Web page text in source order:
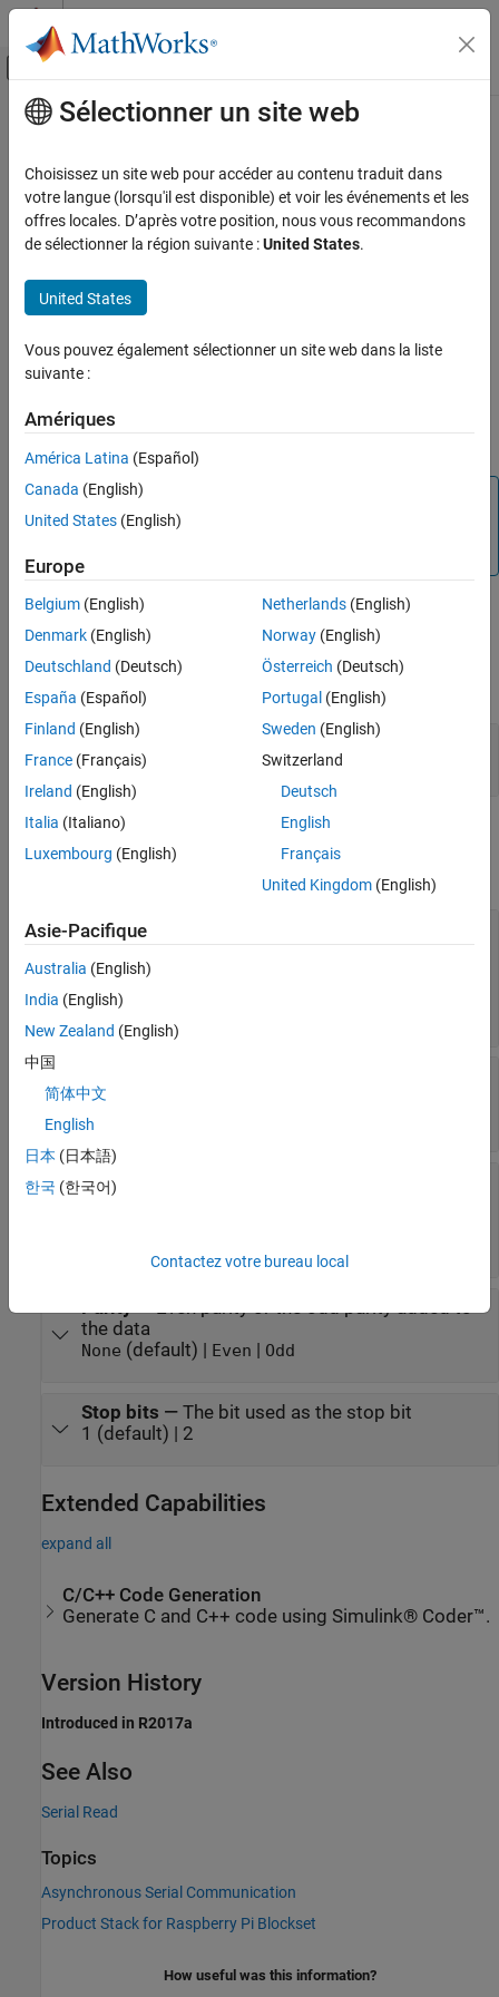
Passer au contenu
Activer/désactiver l'affichage du menu
Accueil de la documentation
Raspberry Pi Blockset
Communication
Serial Interface
Serial Write
Description
Extended Capabilities
Version History
Contenu principal
Serial Write
Write data to the serial device
expand all in page
Description
Write data to a serial device connected to the Raspberry Pi
Note
To generate code C/C++ code for this block, you must have
Ports
expand all
Port_1—
The input port to accept data
[Nx1] or [1xN] array
Parameters
Board—
communication
Pi 3 Model B
B Rev2
B+
Pi Zero W
the serial device
/dev/ttyAMA0 (default)
Baudrate (in bits/s)
9600 (default) | 50 | 75 | 110 | 134 | 150 | 200 |
the data
None (default) | Even | Odd
Stop bits — The bit used as the stop bit
1 (default) | 2
Extended Capabilities
expand all
C/C++ Code Generation
Generate C and C++ code using Simulink® Coder™.
Version History
Introduced in R2017a
See Also
Serial Read
Topics
Asynchronous Serial Communication
Product Stack for Raspberry Pi Blockset
How useful was this information?
Sélectionner un site web
Choisissez un site web pour accéder au contenu traduit dans
votre langue (lorsqu'il est disponible) et voir les événements et les
offres locales. D’après votre position, nous vous recommandons
de sélectionner la région suivante :United States.
United States
Vous pouvez également sélectionner un site web dans la liste
suivante :
Amériques
América Latina (Español)
Canada (English)
United States (English)
Europe
Belgium (English)
Denmark (English)
Deutschland (Deutsch)
España (Español)
Finland (English)
France (Français)
Ireland (English)
Italia (Italiano)
Luxembourg (English)
Netherlands(English)
Norway(English)
Österreich (Deutsch)
Portugal (English)
Sweden (English)
Switzerland
Deutsch
English
Français
United Kingdom(English)
Asie-Pacifique
Australia (English)
India (English)
New Zealand (English)
中国
简体中文
English
日本 (日本語)
한국 (한국어)
Contactez votre bureau local